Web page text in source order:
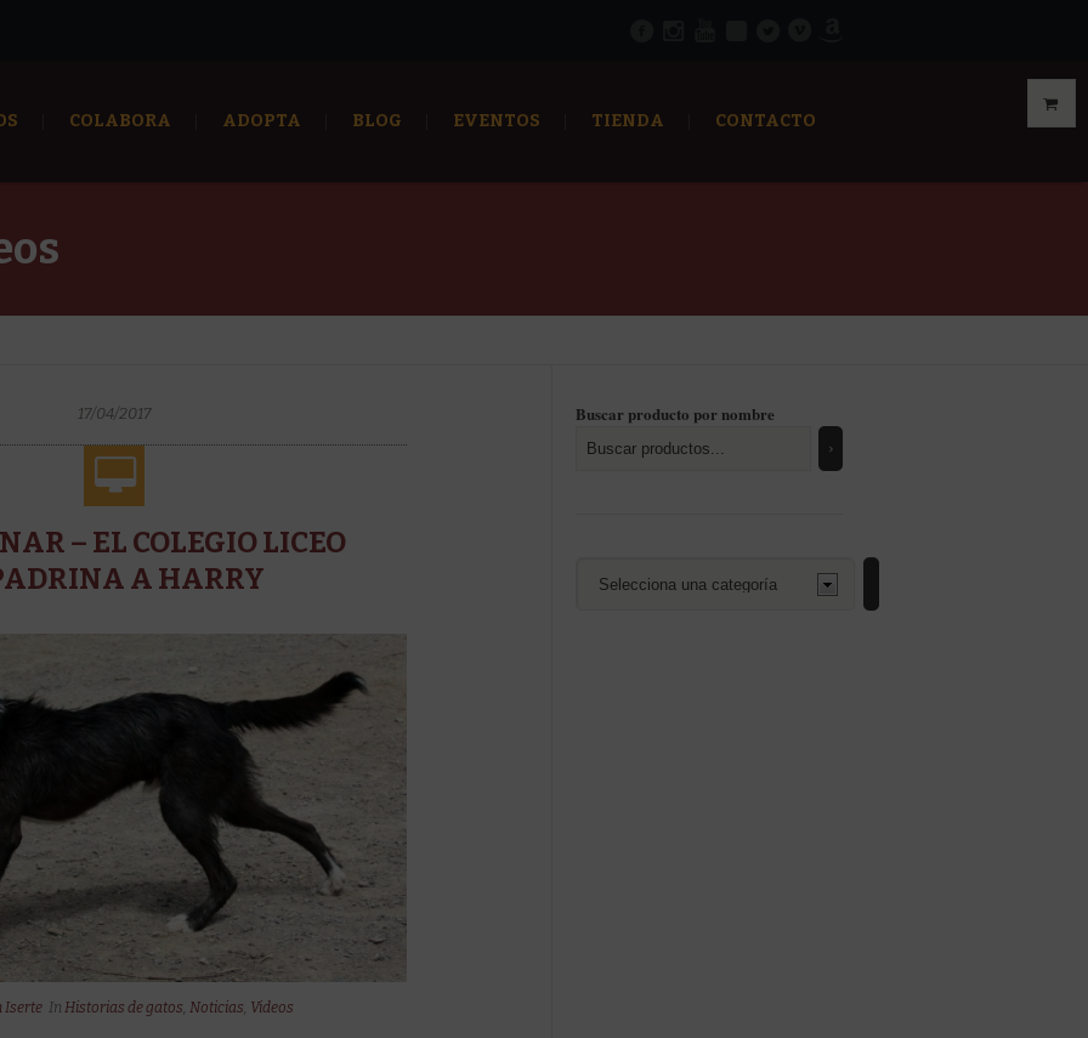
COLABORA ADOPTA BLOG EVENTOS TIENDA CONTACTO
17/04/2017
– EL COLEGIO LICEO
A HARRY
Iserte In Historias de gatos, Noticias, Videos
Buscar producto por nombre
una